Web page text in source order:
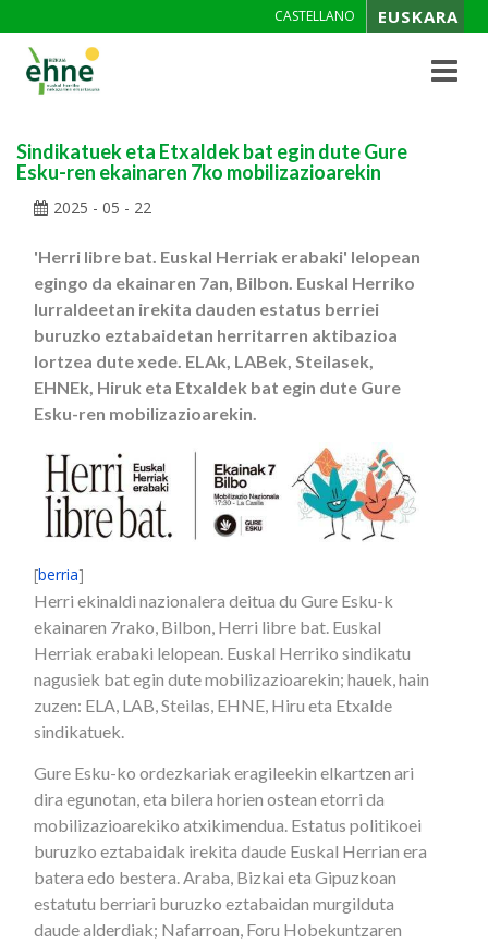
CASTELLANO EUSKARA
Toggle
Sindikatuek eta Etxaldek bat egin dute Gure
Esku-ren ekainaren 7ko mobilizazioarekin
2025 - 05 - 22
'Herri libre bat. Euskal Herriak erabaki' lelopean
egingo da ekainaren 7an, Bilbon. Euskal Herriko
lurraldeetan irekita dauden estatus berriei
buruzko eztabaidetan herritarren aktibazioa
lortzea dute xede. ELAk, LABek, Steilasek,
EHNEk, Hiruk eta Etxaldek bat egin dute Gure
Esku-ren mobilizazioarekin.
[berria]
Herri ekinaldi nazionalera deitua du Gure Esku-k
ekainaren 7rako, Bilbon, Herri libre bat. Euskal
Herriak erabaki lelopean. Euskal Herriko sindikatu
nagusiek bat egin dute mobilizazioarekin; hauek, hain
zuzen: ELA, LAB, Steilas, EHNE, Hiru eta Etxalde
sindikatuek.
Gure Esku-ko ordezkariak eragileekin elkartzen ari
dira egunotan, eta bilera horien ostean etorri da
mobilizazioarekiko atxikimendua. Estatus politikoei
buruzko eztabaidak irekita daude Euskal Herrian era
batera edo bestera. Araba, Bizkai eta Gipuzkoan
estatutu berriari buruzko eztabaidan murgilduta
daude alderdiak; Nafarroan, Foru Hobekuntzaren